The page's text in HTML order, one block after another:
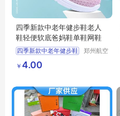
四季新款中老年健步鞋老人
鞋轻便软底爸妈鞋单鞋网鞋
四季新款中老年健步鞋
老人鞋轻便软底爸妈鞋
单鞋网鞋
郑州航空
￥ 4.00